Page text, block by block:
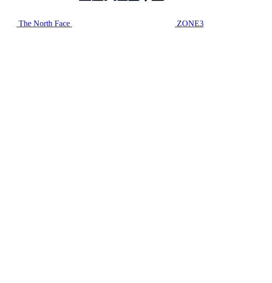
The North Face ZONE3